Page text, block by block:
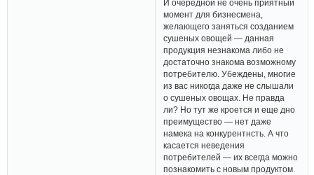
И очередной не очень приятный
момент для бизнесмена,
желающего заняться созданием
сушеных овощей — данная
продукция незнакома либо не
достаточно знакома возможному
потребителю. Убеждены, многие
из вас никогда даже не слышали
о сушеных овощах. Не правда
ли? Но тут же кроется и еще дно
преимущество — нет даже
намека на конкурентнсть. А что
касается неведения
потребителей — их всегда можно
познакомить с новым продуктом.